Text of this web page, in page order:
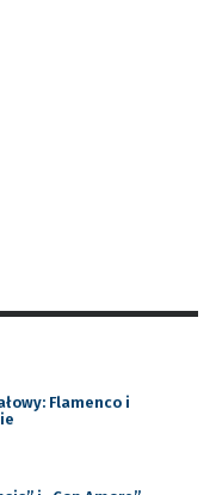
Flamenco i